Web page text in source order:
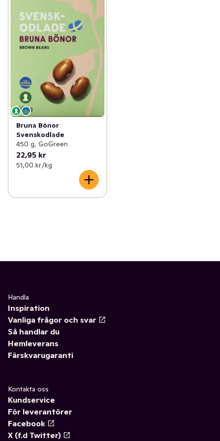
Bruna Bönor
Svenskodlade
450 g, GoGreen
22,95 kr
51,00 kr /kg
Handla
Inspiration
Vanliga frågor och svar
Så handlar du
Hemleverans
Färskvarugaranti
Kontakta oss
Kundservice
För leverantörer
Facebook
X (f.d Twitter)